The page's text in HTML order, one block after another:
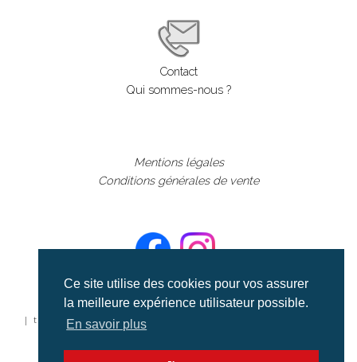
Ce site utilise des cookies pour vos assurer
la meilleure expérience utilisateur possible.
En savoir plus
Contact
Qui sommes-nous ?
Mentions légales
Conditions générales de vente
©aerialcollection marque déposée 2024
| tous droits réservés | aerialcollection.fr banque d'images
aériennes et documentaires video et cinéma |